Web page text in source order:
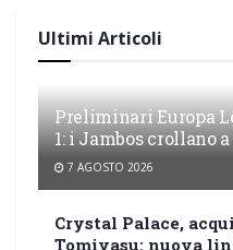
Ultimi Articoli
Preliminari Europa
1: i Jambos crollano
7 AGOSTO 2026
Crystal Palace,
Tomiyasu: nuova